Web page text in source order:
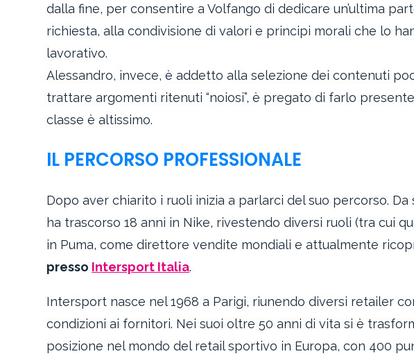
dalla fine, per consentire a Volfango di dedicare un’ultima
richiesta, alla condivisione di valori e principi morali che lo
lavorativo.
Alessandro, invece, è addetto alla selezione dei contenuti
trattare argomenti ritenuti “noiosi”, è pregato di farlo
classe è altissimo.
IL PERCORSO PROFESSIONALE
Dopo aver chiarito i ruoli inizia a parlarci del suo percorso.
ha trascorso 18 anni in Nike, rivestendo diversi ruoli (tra cui
in Puma, come direttore vendite mondiali e attualmente
presso Intersport Italia.
Intersport nasce nel 1968 a Parigi, riunendo diversi retailer
condizioni ai fornitori. Nei suoi oltre 50 anni di vita si è
posizione nel mondo del retail sportivo in Europa, con 400